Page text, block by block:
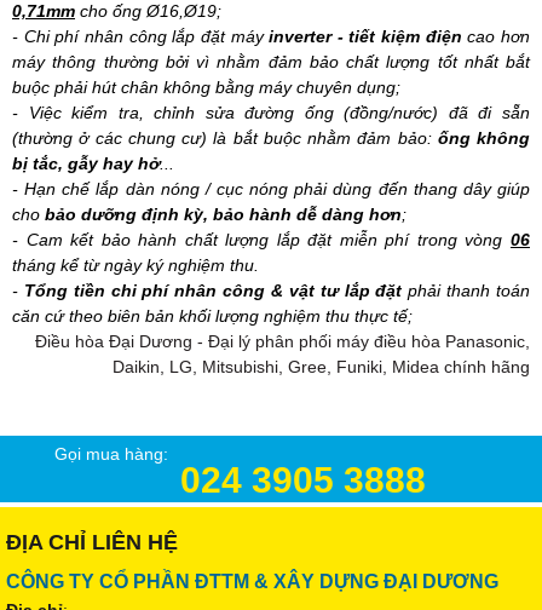
0,71mm cho ống Ø16,Ø19;
- Chi phí nhân công lắp đặt máyinverter - tiết kiệm điện cao hơn
máy thông thường bởi vì nhằm đảm bảo chất lượng tốt nhất bắt
buộc phải hút chân không bằng máy chuyên dụng;
- Việc kiểm tra, chỉnh sửa đường ống (đồng/nước) đã đi sẵn
(thường ở các chung cư) là bắt buộc nhằm đảm bảo: ống không
bị tắc, gẫy hay hở...
- Hạn chế lắp dàn nóng / cục nóng phải dùng đến thang dây giúp
cho bảo dưỡng định kỳ, bảo hành dễ dàng hơn;
- Cam kết bảo hành chất lượng lắp đặt miễn phí trong vòng 06
tháng kể từ ngày ký nghiệm thu.
- Tổng tiền chi phí nhân công & vật tư lắp đặt phải thanh toán
căn cứ theo biên bản khối lượng nghiệm thu thực tế;
Điều hòa Đại Dương - Đại lý phân phối máy điều hòa Panasonic,
Daikin, LG, Mitsubishi, Gree, Funiki, Midea chính hãng
Gọi mua hàng:
024 3905 3888
ĐỊA CHỈ LIÊN HỆ
CÔNG TY CỔ PHẦN ĐTTM & XÂY DỰNG ĐẠI DƯƠNG